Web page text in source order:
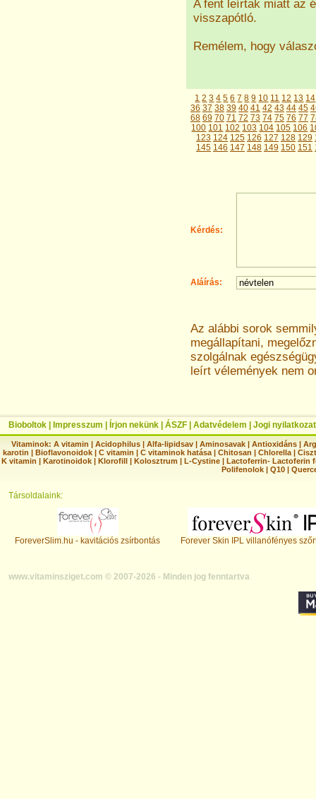
A fent leírtak miatt az
visszapótló.
Remélem, hogy
1 2 3 4 5 6 7 8 9 10 11 12 13 14
36 37 38 39 40 41 42 43 44 45
68 69 70 71 72 73 74 75 76 77
100 101 102 103 104 105 106
123 124 125 126 127 128 129
145 146 147 148 149 150 151
Kérdés:
Aláírás:
Az alábbi sorok
megállapítani,
szolgálnak
leírt vélemények nem
Bioboltok Impresszum Írjon nekünk ÁSZF Adatvédelem Jogi nyilatkozat
Vitaminok: A vitamin |Acidophilus |Alfa-lipidsav |Aminosavak |Antioxidáns |
karotin | Bioflavonoidok | C vitamin | C vitaminok hatása | Chitosan | Chlorella |
K vitamin | Karotinoidok | Klorofill | Kolosztrum | L-Cystine | Lactoferrin- Lactoferin
Polifenolok |Q10 |
Társoldalaink:
ForeverSlim.hu - kavitációs zsírbontás Forever Skin IPL villanófényes
www.vitaminsziget.com © 2007-2026 - Minden jog fenntartva